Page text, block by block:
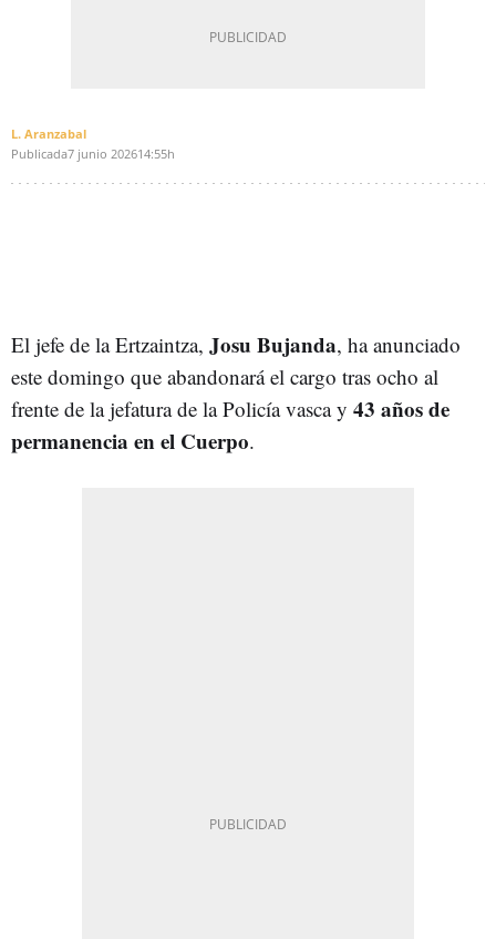
L. Aranzabal
Publicada7 junio 202614:55h
El jefe de la Ertzaintza, Josu Bujanda, ha anunciado
este domingo que abandonará el cargo tras ocho al
frente de la jefatura de la Policía vasca y 43 años de
permanencia en el Cuerpo.